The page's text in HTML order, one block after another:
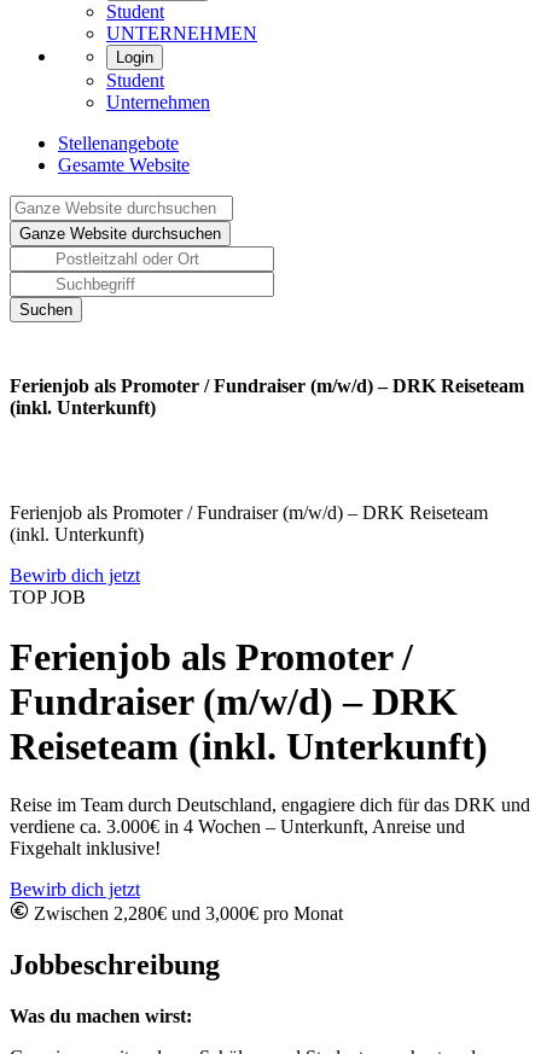
Student
UNTERNEHMEN
Login
Student
Unternehmen
Stellenangebote
Gesamte Website
Ferienjob als Promoter / Fundraiser (m/w/d) – DRK Reiseteam
(inkl. Unterkunft)
Ferienjob als Promoter / Fundraiser (m/w/d) – DRK Reiseteam
(inkl. Unterkunft)
Bewirb dich jetzt
TOP JOB
Ferienjob als Promoter /
Fundraiser (m/w/d) – DRK
Reiseteam (inkl. Unterkunft)
Reise im Team durch Deutschland, engagiere dich für das DRK und
verdiene ca. 3.000€ in 4 Wochen – Unterkunft, Anreise und
Fixgehalt inklusive!
Bewirb dich jetzt
Zwischen 2,280€ und 3,000€ pro Monat
Jobbeschreibung
Was du machen wirst: